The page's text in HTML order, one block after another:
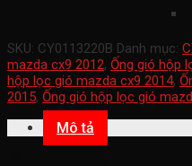
SKU: CY0113220B Danh mục:
mazda cx9 2012, Ống gió hộp
hộp lọc gió mazda cx9 2014,
2015, Ống gió hộp lọc gió
Mô tả